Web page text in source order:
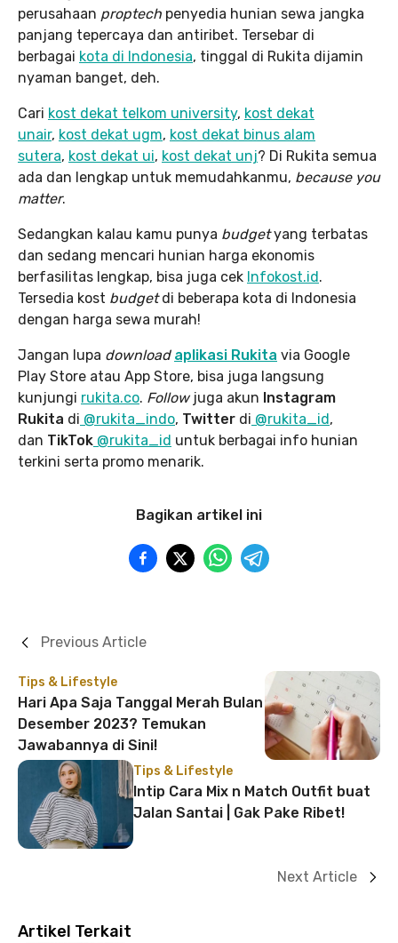
perusahaan proptech penyedia hunian sewa jangka
panjang tepercaya dan antiribet. Tersebar di
berbagai kota di Indonesia, tinggal di Rukita dijamin
nyaman banget, deh.
Cari kost dekat telkom university, kost dekat
unair, kost dekat ugm, kost dekat binus alam
sutera, kost dekat ui, kost dekat unj? Di Rukita semua
ada dan lengkap untuk memudahkanmu, because you
matter.
Sedangkan kalau kamu punya budgetyang terbatas
dan sedang mencari hunian harga ekonomis
berfasilitas lengkap, bisa juga cek Infokost.id.
Tersedia kost budgetdi beberapa kota di Indonesia
dengan harga sewa murah!
Jangan lupa download aplikasi Rukita via Google
Play Store atau App Store, bisa juga langsung
kunjungi rukita.co. Followjuga akun Instagram
Rukita di @rukita_indo, Twitter di @rukita_id,
dan TikTok @rukita_id untuk berbagai info hunian
terkini serta promo menarik.
Bagikan artikel ini
Tips & Lifestyle
Hari Apa Saja Tanggal Merah Bulan
Desember 2023? Temukan
Jawabannya di Sini!
Previous Article
Tips & Lifestyle
Intip Cara Mix n Match Outfit buat
Jalan Santai | Gak Pake Ribet!
Next Article
Artikel Terkait